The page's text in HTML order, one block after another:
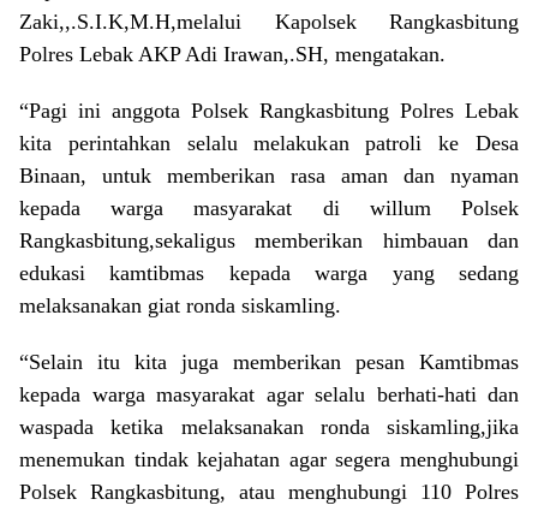
Zaki,,.S.I.K,M.H,melalui Kapolsek Rangkasbitung
Polres Lebak AKP Adi Irawan,.SH, mengatakan.
“Pagi ini anggota Polsek Rangkasbitung Polres Lebak
kita perintahkan selalu melakukan patroli ke Desa
Binaan, untuk memberikan rasa aman dan nyaman
kepada warga masyarakat di willum Polsek
Rangkasbitung,sekaligus memberikan himbauan dan
edukasi kamtibmas kepada warga yang sedang
melaksanakan giat ronda siskamling.
“Selain itu kita juga memberikan pesan Kamtibmas
kepada warga masyarakat agar selalu berhati-hati dan
waspada ketika melaksanakan ronda siskamling,jika
menemukan tindak kejahatan agar segera menghubungi
Polsek Rangkasbitung, atau menghubungi 110 Polres